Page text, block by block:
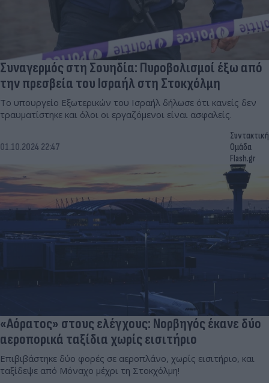
Συναγερμός στη Σουηδία: Πυροβολισμοί έξω από
την πρεσβεία του Ισραήλ στη Στοκχόλμη
Το υπουργείο Εξωτερικών του Ισραήλ δήλωσε ότι κανείς δεν
τραυματίστηκε και όλοι οι εργαζόμενοι είναι ασφαλείς.
01.10.2024 22:47
Συντακτική
Ομάδα
Flash.gr
«Αόρατος» στους ελέγχους: Νορβηγός έκανε δύο
αεροπορικά ταξίδια χωρίς εισιτήριο
Επιβιβάστηκε δύο φορές σε αεροπλάνο, χωρίς εισιτήριο, και
ταξίδεψε από Μόναχο μέχρι τη Στοκχόλμη!